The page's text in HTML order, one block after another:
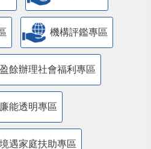
機構評鑑專區
餘辦理社會福利專區
廉能透明專區
遇家庭扶助專區